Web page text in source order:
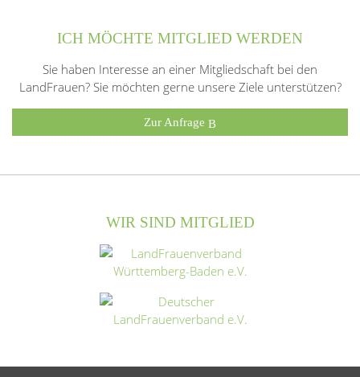
ICH MÖCHTE MITGLIED WERDEN
Sie haben Interesse an einer Mitgliedschaft bei den
LandFrauen? Sie möchten gerne unsere Ziele unterstützen?
Zur Anfrage
WIR SIND MITGLIED